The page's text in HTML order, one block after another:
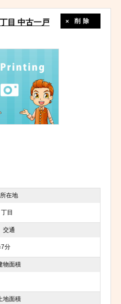
目 中古一戸
削除
所在地
目
交通
分
物面積
地面積